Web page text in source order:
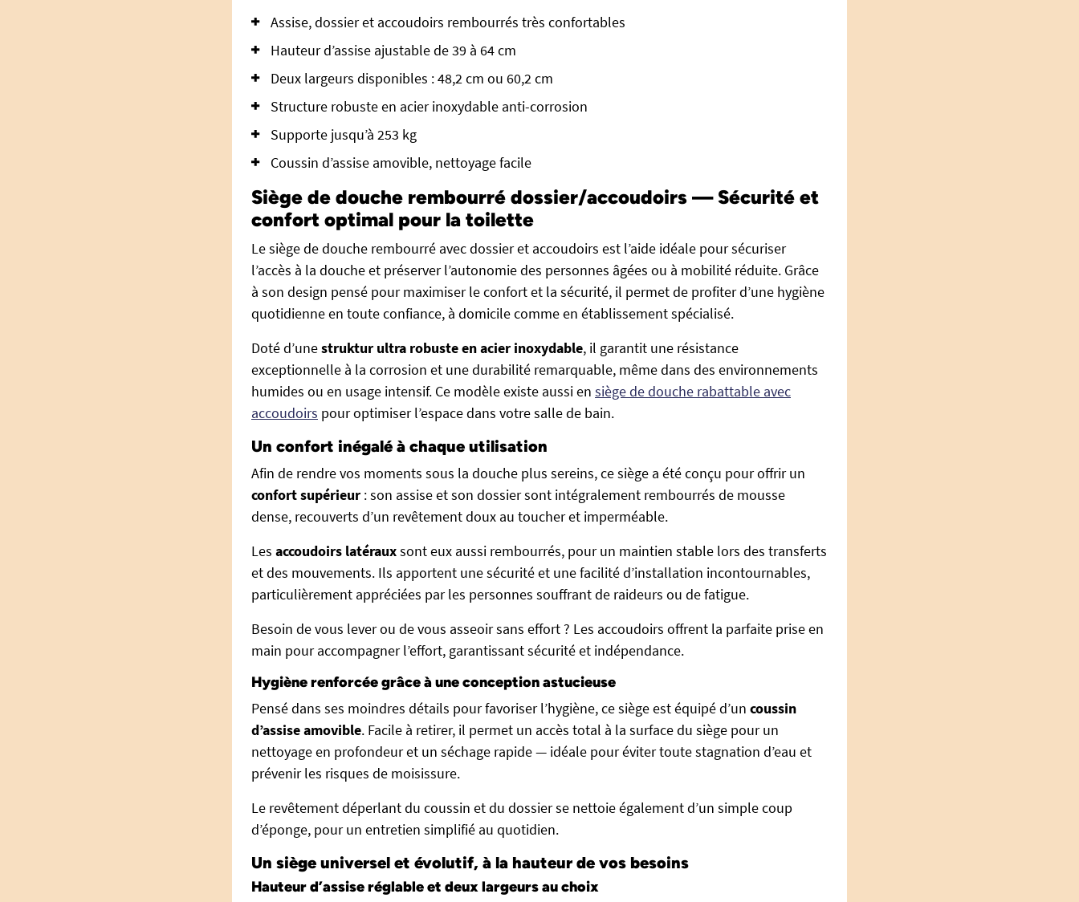
Assise, dossier et accoudoirs rembourrés très confortables
Hauteur d’assise ajustable de 39 à 64 cm
Deux largeurs disponibles : 48,2 cm ou 60,2 cm
Structure robuste en acier inoxydable anti-corrosion
Supporte jusqu’à 253 kg
Coussin d’assise amovible, nettoyage facile
Siège de douche rembourré dossier/accoudoirs — Sécurité et
confort optimal pour la toilette
Le siège de douche rembourré avec dossier et accoudoirs est l’aide idéale pour sécuriser
l’accès à la douche et préserver l’autonomie des personnes âgées ou à mobilité réduite. Grâce
à son design pensé pour maximiser le confort et la sécurité, il permet de profiter d’une hygiène
quotidienne en toute confiance, à domicile comme en établissement spécialisé.
Doté d’unestruktur ultra robuste en acier inoxydable, il garantit une résistance
exceptionnelle à la corrosion et une durabilité remarquable, même dans des environnements
humides ou en usage intensif. Ce modèle existe aussi en siège de douche rabattable avec
accoudoirs pour optimiser l’espace dans votre salle de bain.
Un confort inégalé à chaque utilisation
Afin de rendre vos moments sous la douche plus sereins, ce siège a été conçu pour offrir un
confort supérieur : son assise et son dossier sont intégralement rembourrés de mousse
dense, recouverts d’un revêtement doux au toucher et imperméable.
Les accoudoirs latérauxsont eux aussi rembourrés, pour un maintien stable lors des transferts
et des mouvements. Ils apportent une sécurité et une facilité d’installation incontournables,
particulièrement appréciées par les personnes souffrant de raideurs ou de fatigue.
Besoin de vous lever ou de vous asseoir sans effort ? Les accoudoirs offrent la parfaite prise en
main pour accompagner l’effort, garantissant sécurité et indépendance.
Hygiène renforcée grâce à une conception astucieuse
Pensé dans ses moindres détails pour favoriser l’hygiène, ce siège est équipé d’un coussin
d’assise amovible. Facile à retirer, il permet un accès total à la surface du siège pour un
nettoyage en profondeur et un séchage rapide — idéale pour éviter toute stagnation d’eau et
prévenir les risques de moisissure.
Le revêtement déperlant du coussin et du dossier se nettoie également d’un simple coup
d’éponge, pour un entretien simplifié au quotidien.
Un siège universel et évolutif, à la hauteur de vos besoins
Hauteur d’assise réglable et deux largeurs au choix